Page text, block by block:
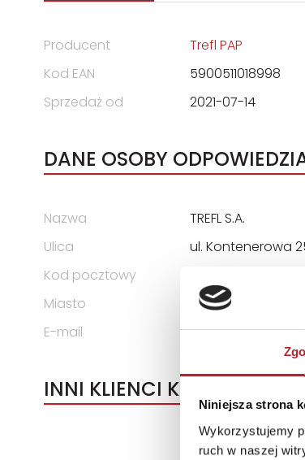
Niniejsza strona
Wykorzystujemy
ruch w naszej
Producent
Trefl PAP
Kod EAN
5900511018998
Sprzedaż od
2021-07-14
DANE OSOBY
Nazwa
TREFL S.A.
Ulica
ul. Kontenerowa
Kod pocztowy
Miasto
Gdynia
E-mail
trefl@trefl.com
INNI KLIENCI KUPOWALI